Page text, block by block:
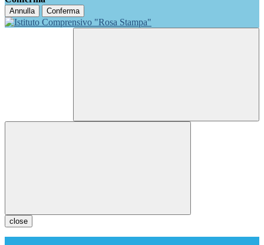
Annulla Conferma
close